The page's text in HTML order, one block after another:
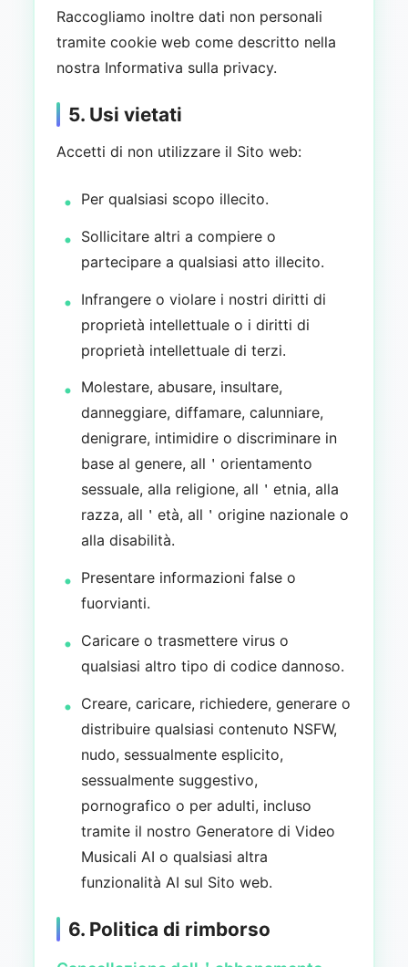
Raccogliamo inoltre dati non personali
tramite cookie web come descritto nella
nostra Informativa sulla privacy.
5. Usi vietati
Accetti di non utilizzare il Sito web:
Per qualsiasi scopo illecito.
Sollicitare altri a compiere o
partecipare a qualsiasi atto illecito.
Infrangere o violare i nostri diritti di
proprietà intellettuale o i diritti di
proprietà intellettuale di terzi.
Molestare, abusare, insultare,
danneggiare, diffamare, calunniare,
denigrare, intimidire o discriminare in
base al genere, all＇orientamento
sessuale, alla religione, all＇etnia, alla
razza, all＇età, all＇origine nazionale o
alla disabilità.
Presentare informazioni false o
fuorvianti.
Caricare o trasmettere virus o
qualsiasi altro tipo di codice dannoso.
Creare, caricare, richiedere, generare o
distribuire qualsiasi contenuto NSFW,
nudo, sessualmente esplicito,
sessualmente suggestivo,
pornografico o per adulti, incluso
tramite il nostro Generatore di Video
Musicali AI o qualsiasi altra
funzionalità AI sul Sito web.
6. Politica di rimborso